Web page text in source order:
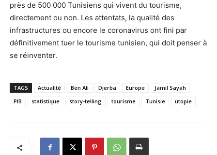
près de 500 000 Tunisiens qui vivent du tourisme,
directement ou non. Les attentats, la qualité des
infrastructures ou encore le coronavirus ont fini par
définitivement tuer le tourisme tunisien, qui doit penser à
se réinventer.
TAGS Actualité Ben Ali Djerba Europe
Jamil Sayah
PIB
statistique story-telling tourisme Tunisie utopie